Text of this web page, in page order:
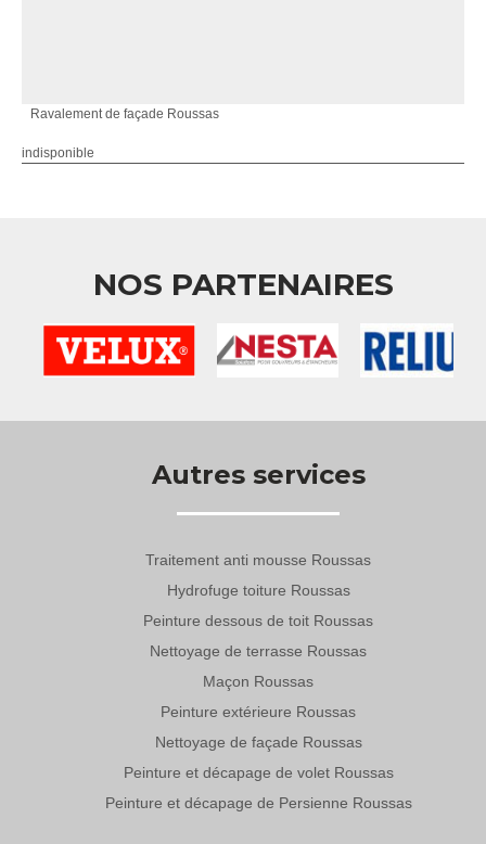
Ravalement de façade Roussas
indisponible
NOS PARTENAIRES
Autres services
Traitement anti mousse Roussas
Hydrofuge toiture Roussas
Peinture dessous de toit Roussas
Nettoyage de terrasse Roussas
Maçon Roussas
Peinture extérieure Roussas
Nettoyage de façade Roussas
Peinture et décapage de volet Roussas
Peinture et décapage de Persienne Roussas